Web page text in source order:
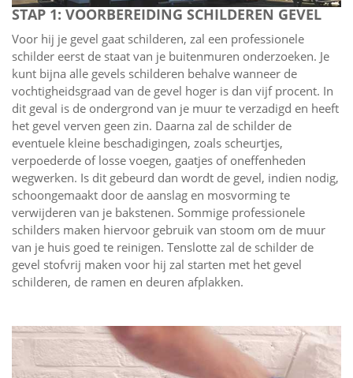
STAP 1: VOORBEREIDING SCHILDEREN GEVEL
Voor hij je gevel gaat schilderen, zal een professionele
schilder eerst de staat van je buitenmuren onderzoeken. Je
kunt bijna alle gevels schilderen behalve wanneer de
vochtigheidsgraad van de gevel hoger is dan vijf procent. In
dit geval is de ondergrond van je muur te verzadigd en heeft
het gevel verven geen zin. Daarna zal de schilder de
eventuele kleine beschadigingen, zoals scheurtjes,
verpoederde of losse voegen, gaatjes of oneffenheden
wegwerken. Is dit gebeurd dan wordt de gevel, indien nodig,
schoongemaakt door de aanslag en mosvorming te
verwijderen van je bakstenen. Sommige professionele
schilders maken hiervoor gebruik van stoom om de muur
van je huis goed te reinigen. Tenslotte zal de schilder de
gevel stofvrij maken voor hij zal starten met het gevel
schilderen, de ramen en deuren afplakken.